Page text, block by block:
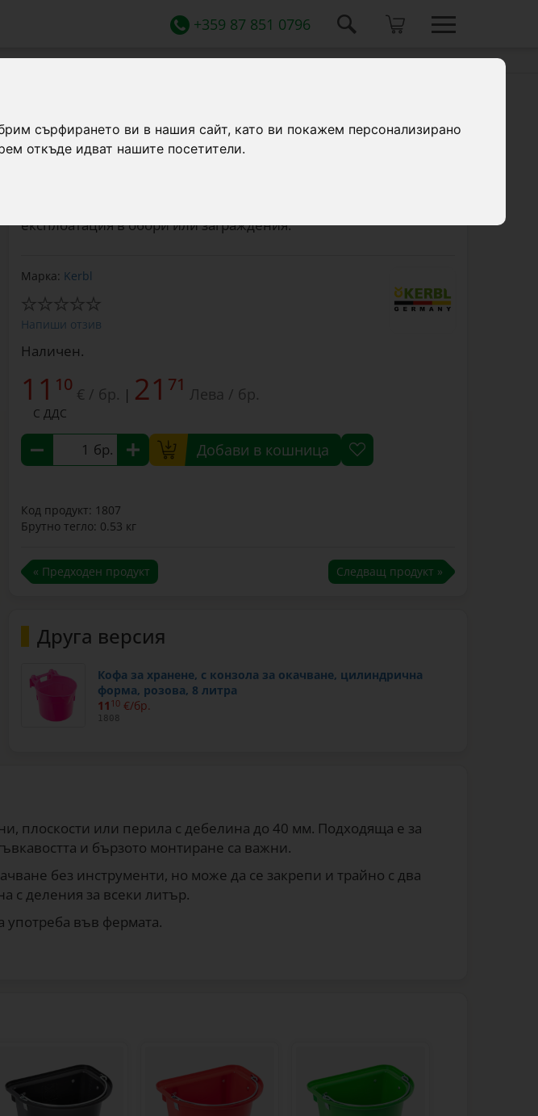
сърфирането ви в нашия сайт, като ви покажем персонализирано
откъде идват нашите посетители.
+359 87 851 0796
форма, синя, 8 литра
експлоатация в обори или заграждения.
Марка: Kerbl
Напиши отзив
Наличен.
11 10 € / бр. | 21 71 Лева / бр.
С ДДС
бр. Добави в кошница
Код продукт: 1807
Брутно тегло: 0.53 кг
« Предходен продукт Следващ продукт »
Друга версия
Кофа за хранене, с конзола за окачване, цилиндрична
форма, розова, 8 литра
11 10 €/бр.
1808
плоскости или перила с дебелина до 40 мм. Подходяща е за
и бързото монтиране са важни.
без инструменти, но може да се закрепи и трайно с два
с деления за всеки литър.
употреба във фермата.